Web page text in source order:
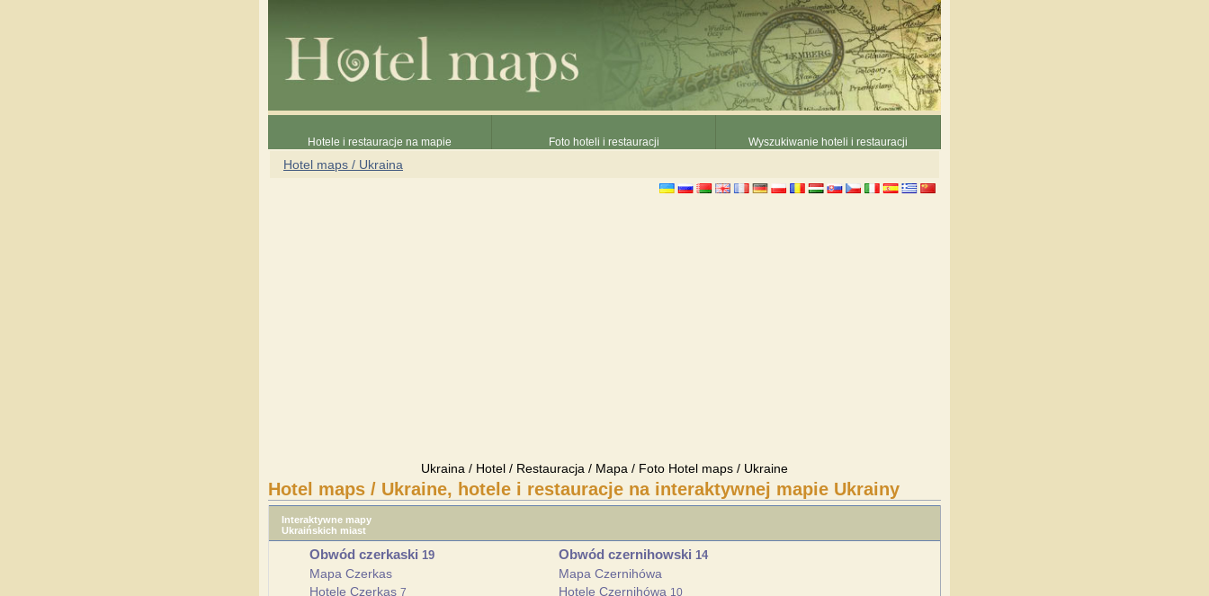
Hotele i restauracje na mapie Foto hoteli i restauracji Wyszukiwanie hoteli i restauracji
Hotel maps / Ukraina
Ukraina / Hotel / Restauracja / Mapa / Foto Hotel maps / Ukraine
Hotel maps / Ukraine, hotele i restauracje na interaktywnej mapie Ukrainy
Interaktywne mapy
Ukraińskich miast
Obwód czerkaski 19
Mapa Czerkas
Hotele Czerkas 7
Obwód czernihowski 14
Mapa Czernihówa
Hotele Czernihówa 10